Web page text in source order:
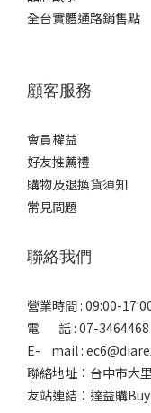
全台實體通路銷售點
顧客服務
會員權益
好友推薦禮
購物及退換貨須知
常見問題
聯絡我們
營業時間 : 09:00-
電 話 : 07-3464468
E- mail :
聯絡地址：台中市大
友站連結： 達益購